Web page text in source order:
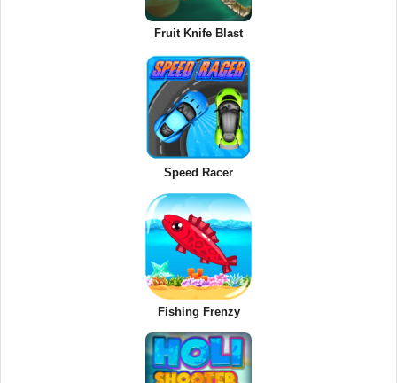
Fruit Knife Blast
Speed Racer
Fishing Frenzy